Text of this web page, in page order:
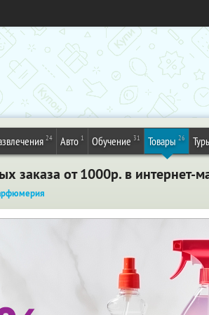
24 Авто 1 Обучение 31 Товары 26
заказа от 1000р. в интернет-